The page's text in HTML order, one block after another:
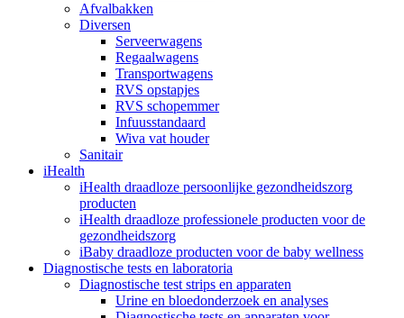
Afvalbakken
Diversen
Serveerwagens
Regaalwagens
Transportwagens
RVS opstapjes
RVS schopemmer
Infuusstandaard
Wiva vat houder
Sanitair
iHealth
iHealth draadloze persoonlijke gezondheidszorg
producten
iHealth draadloze professionele producten voor de
gezondheidszorg
iBaby draadloze producten voor de baby wellness
Diagnostische tests en laboratoria
Diagnostische test strips en apparaten
Urine en bloedonderzoek en analyses